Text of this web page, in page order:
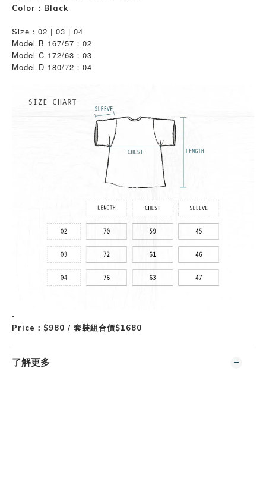
Color：Black
Size：02 | 03 | 04
Model B 167/57：02
Model C 172/63：03
Model D 180/72 ： 04
-
Price ： $980 / 套裝組合價$1680
了解更多